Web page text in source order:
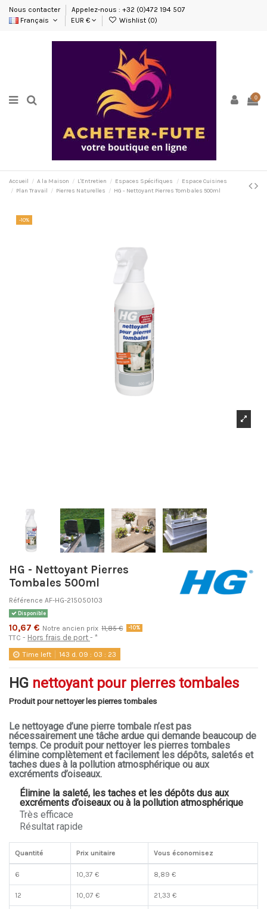
Nous contacter
Appelez-nous : +32 (0)472 194 507
Français
EUR € Wishlist (0)
0
Accueil A la Maison L'Entretien Espaces Spécifiques
Espace Cuisines
Plan Travail
Pierres Naturelles HG - Nettoyant Pierres Tombales 500ml
-10%
HG - Nettoyant Pierres
Tombales 500ml
Référence AF-HG-215050103
Disponible
10,67 € Notre ancien prix 11,85 € -10%
TTC Hors frais de port *
Time left 143 d. 09 : 03 : 23
HG nettoyant pour pierres tombales
Produit pour nettoyer les pierres tombales
Le nettoyage d’une pierre tombale n’est pas
nécessairement une tâche ardue qui demande beaucoup de
temps. Ce produit pour nettoyer les pierres tombales
élimine complètement et facilement les dépôts, saletés et
taches dues à la pollution atmosphérique ou aux
excréments d’oiseaux.
Élimine la saleté, les taches et les dépôts dus aux
excréments d’oiseaux ou à la pollution atmosphérique
Très efficace
Résultat rapide
Quantité Prix unitaire Vous économisez
6 10,37 € 8,89 €
12 10,07 € 21,33 €